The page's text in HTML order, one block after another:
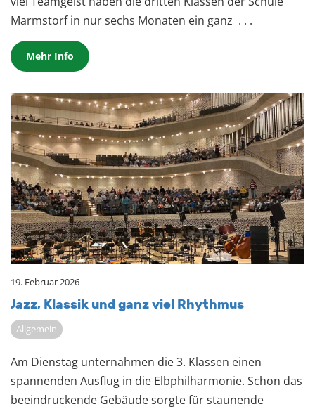
Marmstorf in nur sechs Monaten ein ganz . . .
Mehr Info
19. Februar 2026
Jazz, Klas­sik und ganz viel Rhyth­mus
Allgemein
Am Dienstag unternahmen die 3. Klassen einen
spannenden Ausflug in die Elbphilharmonie. Schon das
beeindruckende Gebäude sorgte für staunende